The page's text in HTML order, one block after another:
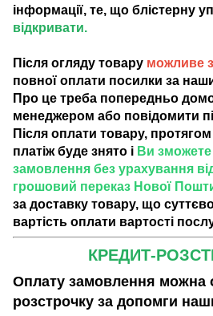
інформації, те, що блістерну
відкривати.
Після огляду товару можливе
повної оплати посилки за
Про це треба попередньо
менеджером або повідомити
Після оплати товару,
платіж буде знято і Ви
замовлення без урахування
грошовий переказ Нової
за доставку товару, що
вартість оплати вартості
КРЕДИТ-
Оплату замовлення можна
розстрочку за допомги